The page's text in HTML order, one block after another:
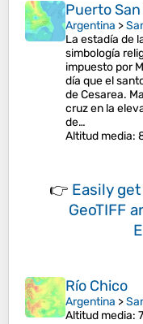
Puerto
Argentina >
La estadía de
simbología
impuesto por
día que el
de Cesarea.
cruz en la
de…
Altitud media:
👉 Easily
GeoTIFF
Río Chico
Argentina >
Altitud media: